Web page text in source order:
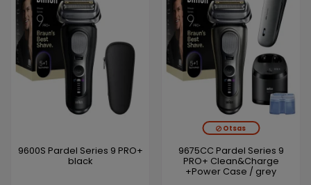
9600S Pardel Series 9 PRO+
black
Otsas
9675CC Pardel Series 9
PRO+ Clean&Charge
+Power Case / grey